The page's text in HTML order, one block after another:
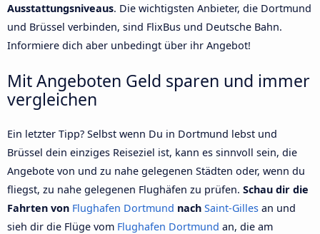
Ausstattungsniveaus. Die wichtigsten Anbieter, die Dortmund
und Brüssel verbinden, sind FlixBus und Deutsche Bahn.
Informiere dich aber unbedingt über ihr Angebot!
Mit Angeboten Geld sparen und immer
vergleichen
Ein letzter Tipp? Selbst wenn Du in Dortmund lebst und
Brüssel dein einziges Reiseziel ist, kann es sinnvoll sein, die
Angebote von und zu nahe gelegenen Städten oder, wenn du
fliegst, zu nahe gelegenen Flughäfen zu prüfen. Schau dir die
Fahrten von Flughafen Dortmund nach Saint-Gilles an und
sieh dir die Flüge vom Flughafen Dortmund an, die am